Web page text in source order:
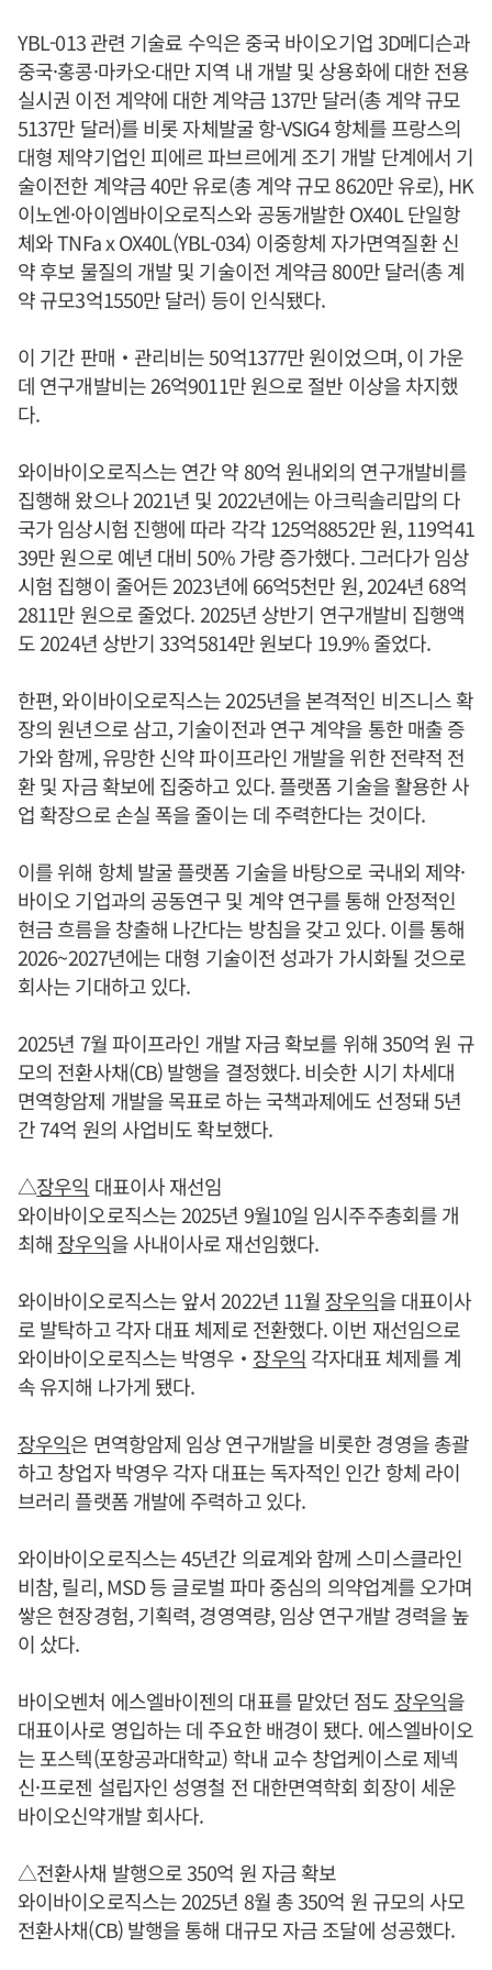
YBL-013 관련 기술료 수익은 중국 바이오기업 3D메디슨과
중국·홍콩·마카오·대만 지역 내 개발 및 상용화에 대한 전용
실시권 이전 계약에 대한 계약금 137만 달러(총 계약 규모
5137만 달러)를 비롯 자체발굴 항-VSIG4 항체를 프랑스의
대형 제약기업인 피에르 파브르에게 조기 개발 단계에서 기
술이전한 계약금 40만 유로(총 계약 규모 8620만 유로), HK
이노엔·아이엠바이오로직스와 공동개발한 OX40L 단일항
체와 TNFa x OX40L(YBL-034) 이중항체 자가면역질환 신
약 후보 물질의 개발 및 기술이전 계약금 800만 달러(총 계
약 규모3억1550만 달러) 등이 인식됐다.
이 기간 판매‧관리비는 50억1377만 원이었으며, 이 가운
데 연구개발비는 26억9011만 원으로 절반 이상을 차지했
다.
와이바이오로직스는 연간 약 80억 원내외의 연구개발비를
집행해 왔으나 2021년 및 2022년에는 아크릭솔리맙의 다
국가 임상시험 진행에 따라 각각 125억8852만 원, 119억41
39만 원으로 예년 대비 50% 가량 증가했다. 그러다가 임상
시험 집행이 줄어든 2023년에 66억5천만 원, 2024년 68억
2811만 원으로 줄었다. 2025년 상반기 연구개발비 집행액
도 2024년 상반기 33억5814만 원보다 19.9% 줄었다.
한편, 와이바이오로직스는 2025년을 본격적인 비즈니스 확
장의 원년으로 삼고, 기술이전과 연구 계약을 통한 매출 증
가와 함께, 유망한 신약 파이프라인 개발을 위한 전략적 전
환 및 자금 확보에 집중하고 있다. 플랫폼 기술을 활용한 사
업 확장으로 손실 폭을 줄이는 데 주력한다는 것이다.
이를 위해 항체 발굴 플랫폼 기술을 바탕으로 국내외 제약·
바이오 기업과의 공동연구 및 계약 연구를 통해 안정적인
현금 흐름을 창출해 나간다는 방침을 갖고 있다. 이를 통해
2026~2027년에는 대형 기술이전 성과가 가시화될 것으로
회사는 기대하고 있다.
2025년 7월 파이프라인 개발 자금 확보를 위해 350억 원 규
모의 전환사채(CB) 발행을 결정했다. 비슷한 시기 차세대
면역항암제 개발을 목표로 하는 국책과제에도 선정돼 5년
간 74억 원의 사업비도 확보했다.
△장우익 대표이사 재선임
와이바이오로직스는 2025년 9월10일 임시주주총회를 개
최해 장우익을 사내이사로 재선임했다.
와이바이오로직스는 앞서 2022년 11월 장우익을 대표이사
로 발탁하고 각자 대표 체제로 전환했다. 이번 재선임으로
와이바이오로직스는 박영우‧ 장우익 각자대표 체제를 계
속 유지해 나가게 됐다.
장우익은 면역항암제 임상 연구개발을 비롯한 경영을 총괄
하고 창업자 박영우 각자 대표는 독자적인 인간 항체 라이
브러리 플랫폼 개발에 주력하고 있다.
와이바이오로직스는 45년간 의료계와 함께 스미스클라인
비참, 릴리, MSD 등 글로벌 파마 중심의 의약업계를 오가며
쌓은 현장경험, 기획력, 경영역량, 임상 연구개발 경력을 높
이 샀다.
바이오벤처 에스엘바이젠의 대표를 맡았던 점도 장우익을
대표이사로 영입하는 데 주요한 배경이 됐다. 에스엘바이오
는 포스텍(포항공과대학교) 학내 교수 창업케이스로 제넥
신·프로젠 설립자인 성영철 전 대한면역학회 회장이 세운
바이오신약개발 회사다.
△전환사채 발행으로 350억 원 자금 확보
와이바이오로직스는 2025년 8월 총 350억 원 규모의 사모
전환사채(CB) 발행을 통해 대규모 자금 조달에 성공했다.